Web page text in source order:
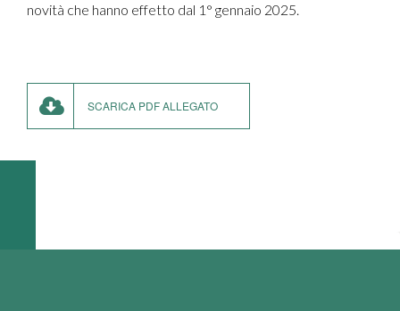
novità che hanno effetto dal 1° gennaio 2025.
SCARICA PDF ALLEGATO